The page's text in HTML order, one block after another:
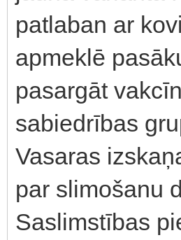
patlaban ar
apmeklē
pasargāt
sabiedrības
Vasaras
par slimošanu
Saslimstības